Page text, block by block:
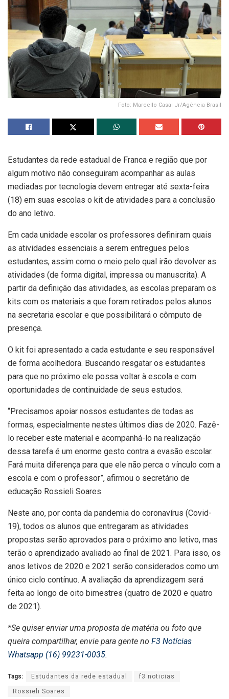
Foto: Marcello Casal Jr/Agência Brasil
Estudantes da rede estadual de Franca e região que por
algum motivo não conseguiram acompanhar as aulas
mediadas por tecnologia devem entregar até sexta-feira
(18) em suas escolas o kit de atividades para a conclusão
do ano letivo.
Em cada unidade escolar os professores definiram quais
as atividades essenciais a serem entregues pelos
estudantes, assim como o meio pelo qual irão devolver as
atividades (de forma digital, impressa ou manuscrita). A
partir da definição das atividades, as escolas preparam os
kits com os materiais a que foram retirados pelos alunos
na secretaria escolar e que possibilitará o cômputo de
presença.
O kit foi apresentado a cada estudante e seu responsável
de forma acolhedora. Buscando resgatar os estudantes
para que no próximo ele possa voltar à escola e com
oportunidades de continuidade de seus estudos.
“Precisamos apoiar nossos estudantes de todas as
formas, especialmente nestes últimos dias de 2020. Fazê-
lo receber este material e acompanhá-lo na realização
dessa tarefa é um enorme gesto contra a evasão escolar.
Fará muita diferença para que ele não perca o vínculo com a
escola e com o professor”, afirmou o secretário de
educação Rossieli Soares.
Neste ano, por conta da pandemia do coronavírus (Covid-
19), todos os alunos que entregaram as atividades
propostas serão aprovados para o próximo ano letivo, mas
terão o aprendizado avaliado ao final de 2021. Para isso, os
anos letivos de 2020 e 2021 serão considerados como um
único ciclo contínuo. A avaliação da aprendizagem será
feita ao longo de oito bimestres (quatro de 2020 e quatro
de 2021).
*Se quiser enviar uma proposta de matéria ou foto que
queira compartilhar, envie para gente no F3 Notícias
Whatsapp (16) 99231-0035.
Tags: Estudantes da rede estadual f3 noticias
Rossieli Soares